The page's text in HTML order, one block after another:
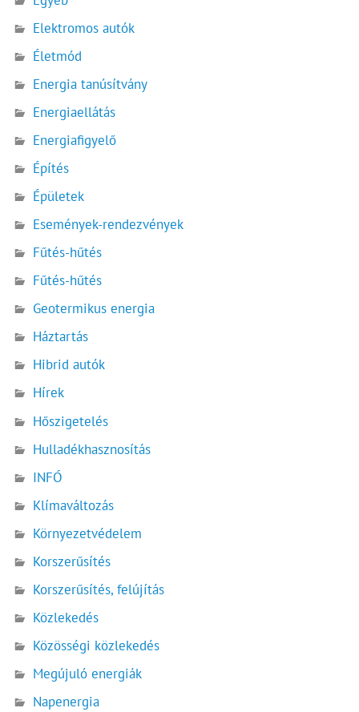
Elektromos autók
Életmód
Energia tanúsítvány
Energiaellátás
Energiafigyelő
Építés
Épületek
Események-rendezvények
Fűtés-hűtés
Fűtés-hűtés
Geotermikus energia
Háztartás
Hibrid autók
Hírek
Hőszigetelés
Hulladékhasznosítás
INFÓ
Klímaváltozás
Környezetvédelem
Korszerűsítés
Korszerűsítés, felújítás
Közlekedés
Közösségi közlekedés
Megújuló energiák
Napenergia